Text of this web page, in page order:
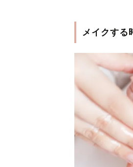
メイクする